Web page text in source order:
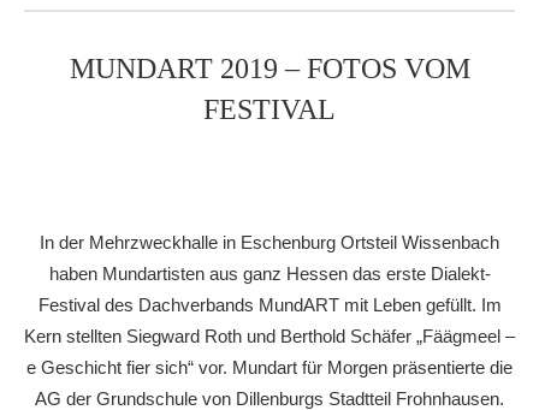
MUNDART 2019 – FOTOS VOM
FESTIVAL
In der Mehrzweckhalle in Eschenburg Ortsteil Wissenbach
haben Mundartisten aus ganz Hessen das erste Dialekt-
Festival des Dachverbands MundART mit Leben gefüllt. Im
Kern stellten Siegward Roth und Berthold Schäfer „Fäägmeel –
e Geschicht fier sich“ vor. Mundart für Morgen präsentierte die
AG der Grundschule von Dillenburgs Stadtteil Frohnhausen.